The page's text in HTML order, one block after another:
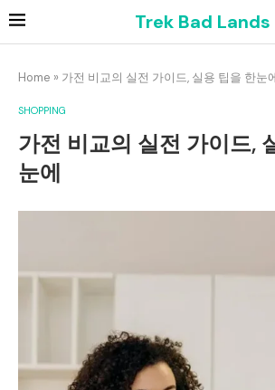
Trek Bad Lands
Home » 가전 비교의 실전 가이드, 실용 팁을 한눈
SHOPPING
가전 비교의 실전 가이드,
눈에